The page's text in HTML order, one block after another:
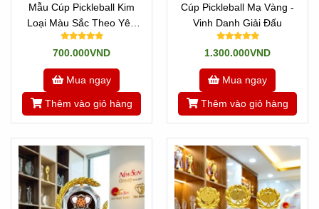
Mẫu Cúp Pickleball Kim
Loại Màu Sắc Theo Yêu
Cầu
700.000VND
Mua ngay
Thêm vào giỏ hàng
Cúp Pickleball Mạ Vàng -
Vinh Danh Giải Đấu
1.300.000VND
Mua ngay
Thêm vào giỏ hàng